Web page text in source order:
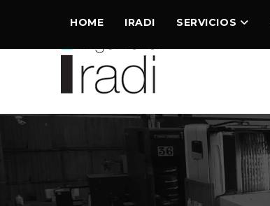
HOME IRADI SERVICIOS